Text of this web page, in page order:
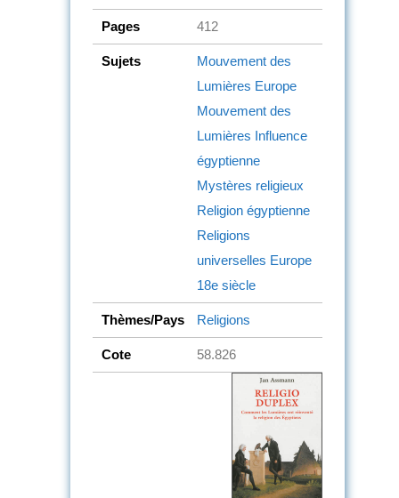
Pages 412
Sujets
Mouvement des
Lumières Europe
Mouvement des
Lumières Influence
égyptienne
Mystères religieux
Religion égyptienne
Religions
universelles Europe
18e siècle
Thèmes/Pays Religions
Cote 58.826